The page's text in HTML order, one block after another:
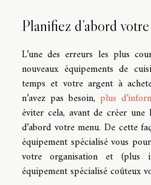
Planifiez d’abord
L’une des erreurs les plus
nouveaux équipements de
temps et votre argent à
n’avez pas besoin, plus
éviter cela, avant de créer une
d’abord votre menu. De cette
équipement spécialisé vous
votre organisation et (plus
équipement spécialisé coûteux